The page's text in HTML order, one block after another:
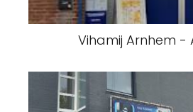
Vihamij Arnhem -